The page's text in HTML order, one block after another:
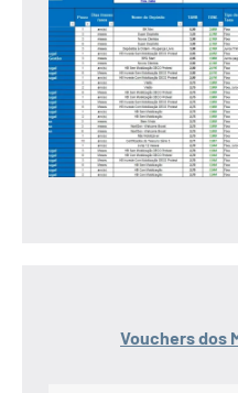
Vouchers dos